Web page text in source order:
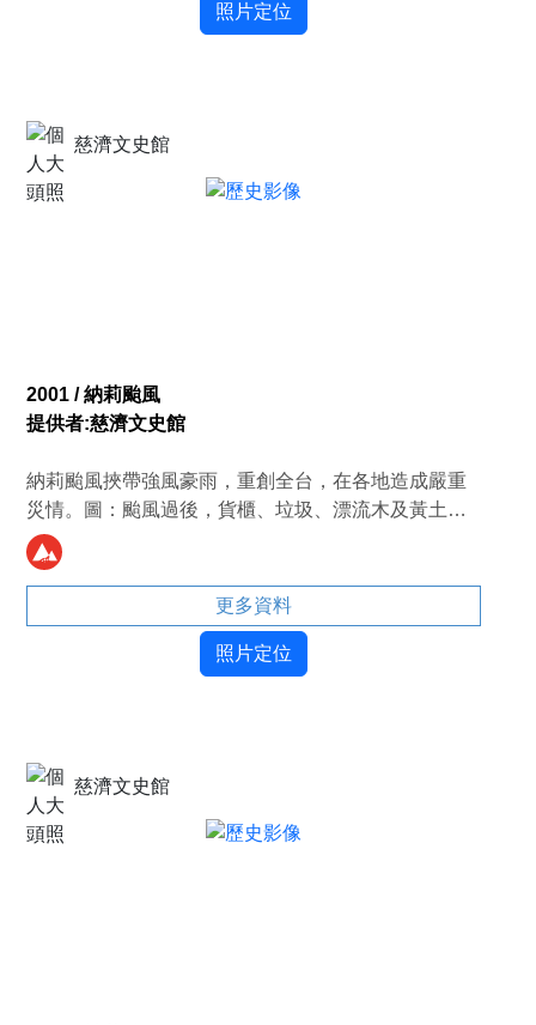
照片定位
慈濟文史館
2001 / 納莉颱風
提供者:慈濟文史館
納莉颱風挾帶強風豪雨，重創全台，在各地造成嚴重
災情。圖：颱風過後，貨櫃、垃圾、漂流木及黃土等
廢棄物，順著基隆河流至新北市汐止區五堵街道上。
（攝影者／顏霖沼）
更多資料
照片定位
慈濟文史館